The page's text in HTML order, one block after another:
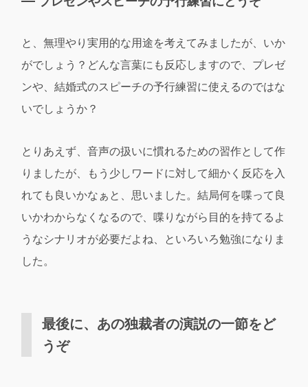
と、無理やり実用的な用途を考えてみましたが、いか
がでしょう？どんな言葉にも反応しますので、プレゼ
ンや、結婚式のスピーチの予行練習に使えるのではな
いでしょうか？
とりあえず、音声の扱いに慣れるための習作として作
りましたが、もう少しワードに対して細かく反応を入
れても良いかなぁと、思いました。結局何を喋って良
いかわからなくなるので、喋りながら目的を持てるよ
うなシナリオが必要だよね、といろいろ勉強になりま
した。
最後に、あの独裁者の演説の一節をど
うぞ